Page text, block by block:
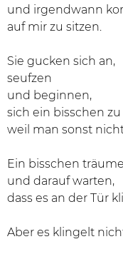
und irgendwann
auf mir zu sitzen.
Sie gucken sich an,
seufzen
und beginnen,
sich ein bisschen
weil man sonst
Ein bisschen
und darauf warten,
dass es an der Tür
Aber es klingelt